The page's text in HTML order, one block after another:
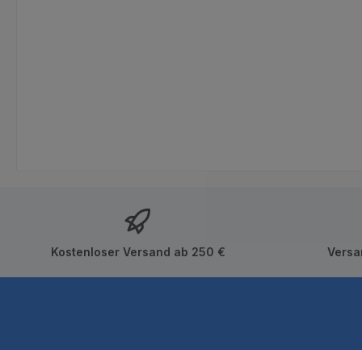
Kostenloser Versand ab 250 €